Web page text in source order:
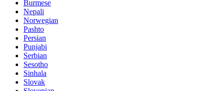
Burmese
Nepali
Norwegian
Pashto
Persian
Punjabi
Serbian
Sesotho
Sinhala
Slovak